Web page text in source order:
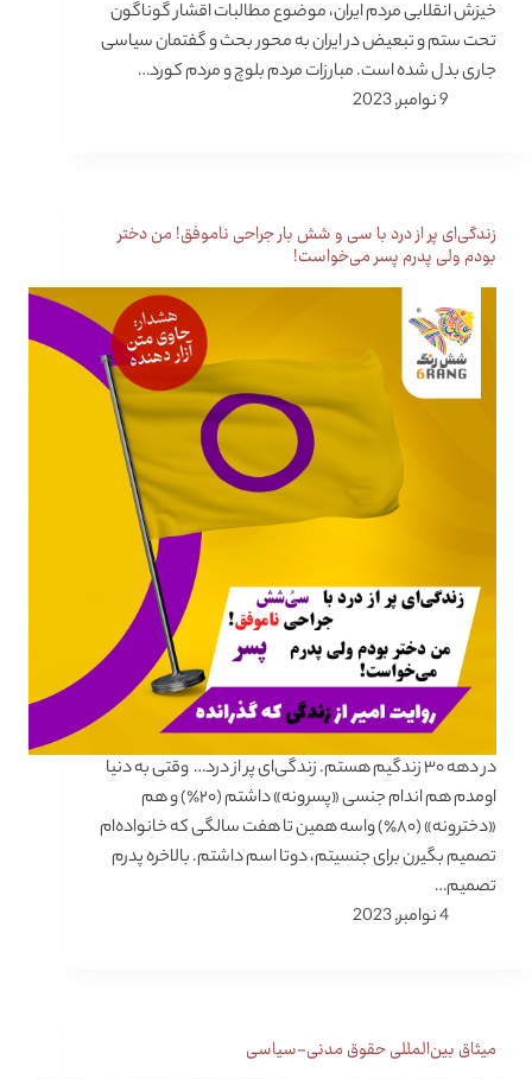
خیزش انقلابی مردم ایران، موضوع مطالبات اقشار گوناگون
تحت ستم و تبعیض در ایران به محور بحث و گفتمان سیاسی
جاری بدل شده است. مبارزات مردم بلوچ و مردم کورد…
9 نوامبر, 2023
زندگی‌ای پر از درد با سی و شش بار جراحی ناموفق! من دختر
بودم ولی پدرم پسر می‌خواست!
در دهه ۳۰ زندگیم هستم. زندگی‌ای پر از درد… وقتی به دنیا
اومدم هم اندام جنسی «پسرونه» داشتم (۲۰٪) و هم
«دخترونه» (۸۰٪) واسه همین تا هفت سالگی که خانواده‌ام
تصمیم بگیرن برای جنسیتم، دوتا اسم داشتم. بالاخره پدرم
تصمیم…
4 نوامبر, 2023
میثاق بین‌المللی حقوق مدنی-سیاسی